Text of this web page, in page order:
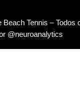
Tennis – Todos
@neuroanalytics